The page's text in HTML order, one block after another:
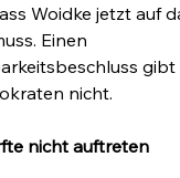
Woidke jetzt auf
Einen
gibt
nicht.
nicht auftreten